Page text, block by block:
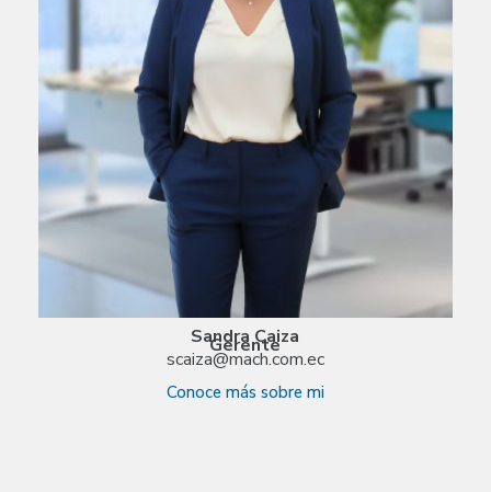
Sandra Caiza
Gerente
scaiza@mach.com.ec
Conoce más sobre mi